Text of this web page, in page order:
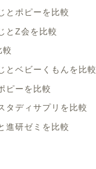
とポピーを比較
とZ会を比較
較
とベビーくもんを比較
ピーを比較
タディサプリを比較
進研ゼミを比較